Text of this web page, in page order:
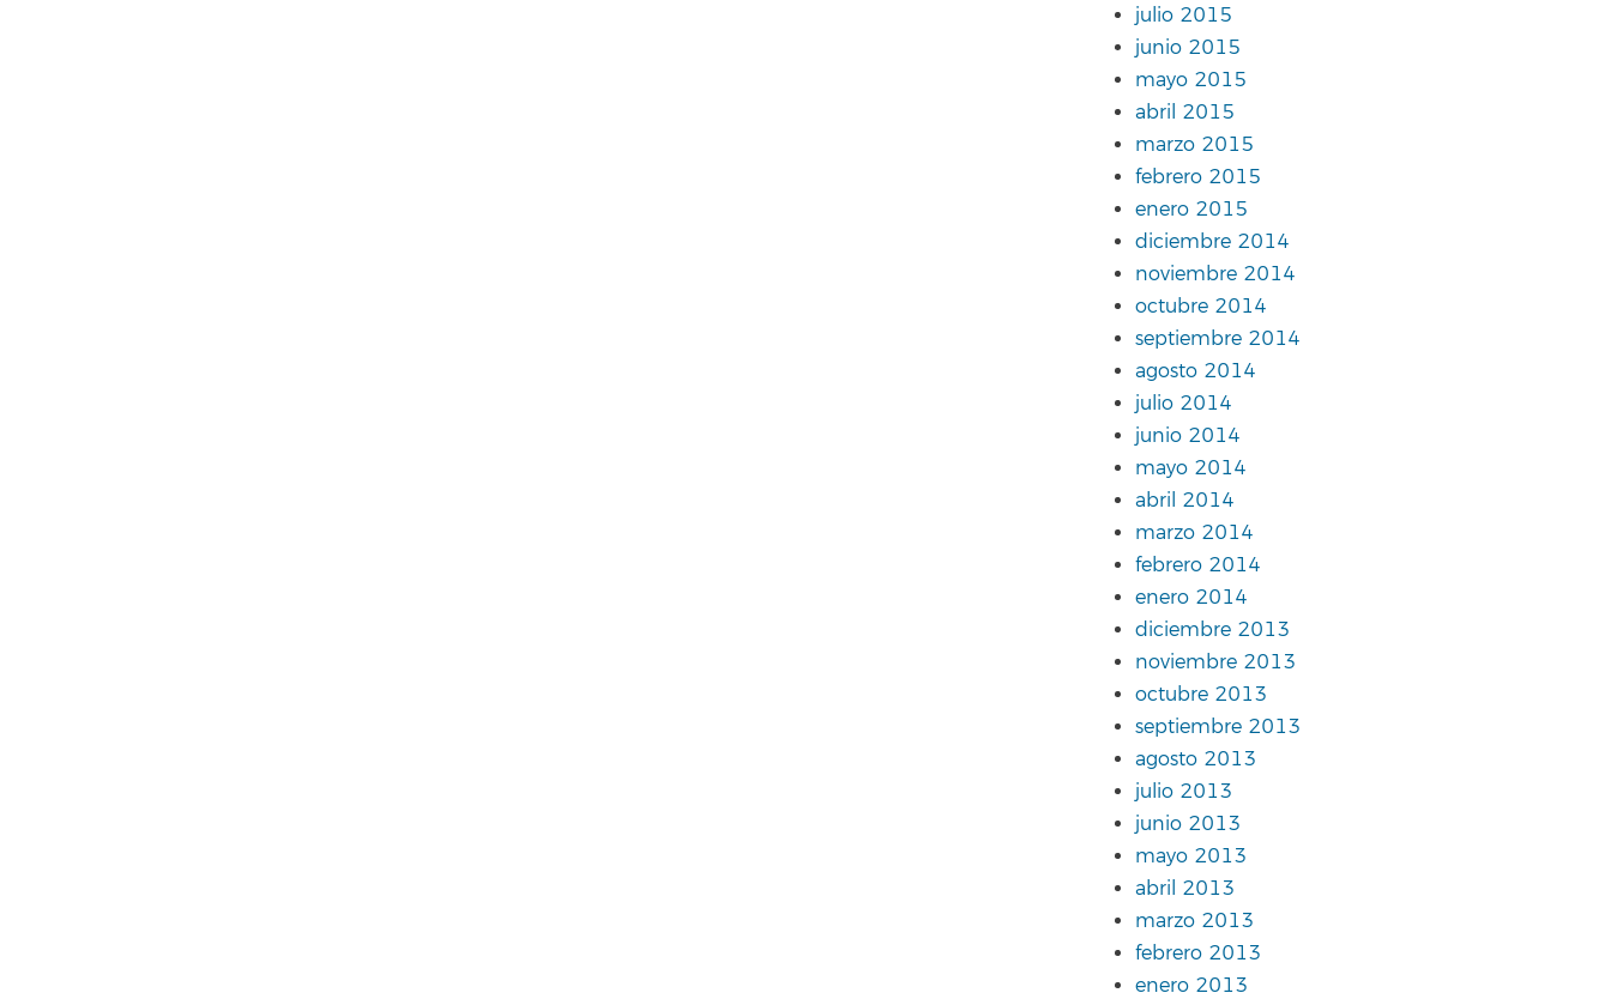
julio 2015
junio 2015
mayo 2015
abril 2015
marzo 2015
febrero 2015
enero 2015
diciembre 2014
noviembre 2014
octubre 2014
septiembre 2014
agosto 2014
julio 2014
junio 2014
mayo 2014
abril 2014
marzo 2014
febrero 2014
enero 2014
diciembre 2013
noviembre 2013
octubre 2013
septiembre 2013
agosto 2013
julio 2013
junio 2013
mayo 2013
abril 2013
marzo 2013
febrero 2013
enero 2013